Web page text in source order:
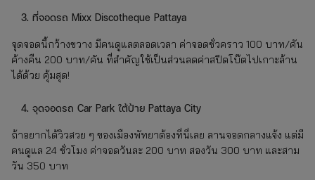
ที่จอดรถ Mixx Discotheque Pattaya
จุดจอดนี้กว้างขวาง มีคนดูแลตลอดเวลา ค่าจอดชั่วคราว 100 บาท/คัน
ค้างคืน 200 บาท/คัน ที่สำคัญใช้เป็นส่วนลดค่าสปีดโบ๊ตไปเกาะล้าน
ได้ด้วย คุ้มสุด!
จุดจอดรถ Car Park ใต้ป้าย Pattaya City
ถ้าอยากได้วิวสวย ๆ ของเมืองพัทยาต้องที่นี่เลย ลานจอดกลางแจ้ง แต่มี
คนดูแล 24 ชั่วโมง ค่าจอดวันละ 200 บาท สองวัน 300 บาท และสาม
วัน 350 บาท